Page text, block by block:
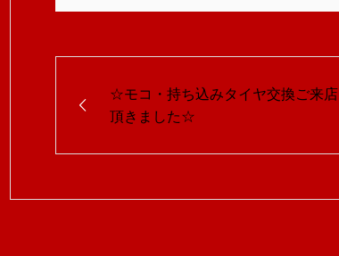
☆モコ・持ち込みタイヤ交換ご来店
頂きました☆